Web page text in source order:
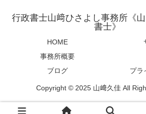
行政書士山﨑ひさよし事務所《
書士》
HOME
事務所概要
ブログ
プラ
Copyright © 2025 山﨑久佳 All